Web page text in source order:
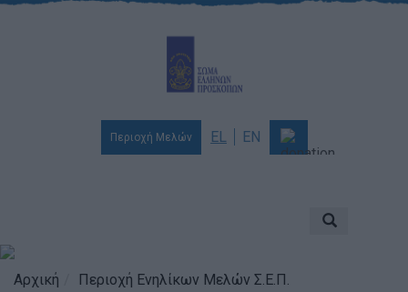
Περιοχή Μελών EL EN
Προσκοπισμός
Αρχική
Περιοχή Ενηλίκων Μελών Σ.Ε.Π.